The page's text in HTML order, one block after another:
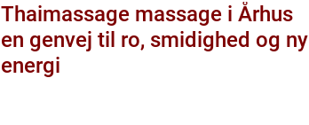
Thaimassage massage i Århus
en genvej til ro, smidighed og ny
energi